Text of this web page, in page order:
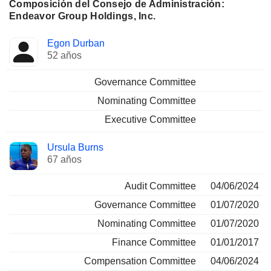
Composición del Consejo de Administración:
Endeavor Group Holdings, Inc.
Administrador Comités
Egon Durban
52 años
Governance Committee
Nominating Committee
Executive Committee
Ursula Burns
67 años
Audit Committee
04/06/2024
Governance Committee
01/07/2020
Nominating Committee
01/07/2020
Finance Committee
01/01/2017
Compensation Committee
04/06/2024